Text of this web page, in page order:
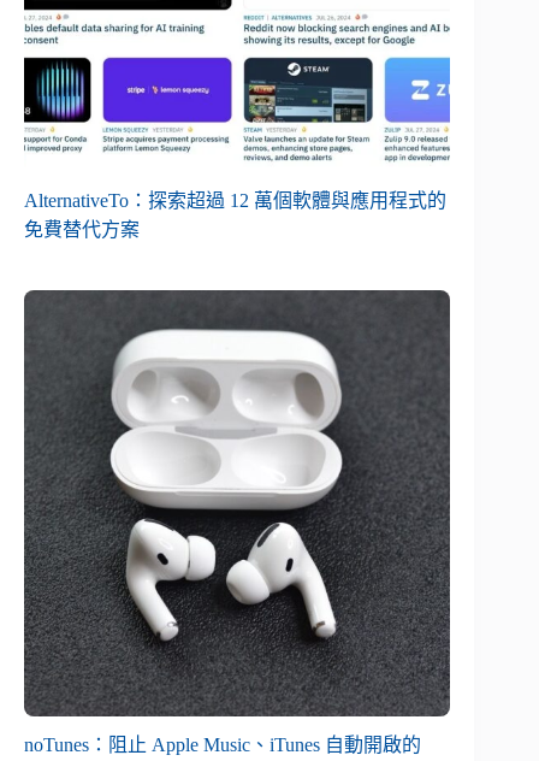
AlternativeTo：探索超過 12 萬個軟體與應用程式的
免費替代方案
noTunes：阻止 Apple Music、iTunes 自動開啟的